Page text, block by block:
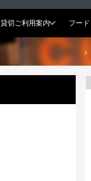
貸切ご利用案内 フード